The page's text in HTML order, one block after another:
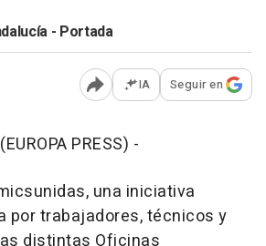
- Portada
Abrir opciones para
IA Seguir en
PRESS) -
una iniciativa
por trabajadores, técnicos y